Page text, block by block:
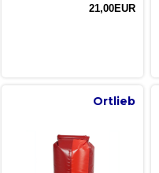
21,00EUR
Ortlieb